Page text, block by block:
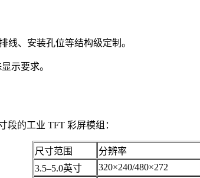
线、安装孔位等结构级定制。
示要求。
段的工业 TFT 彩屏模组：
尺寸范围 分辨率
3.5–5.0英寸
320×240/480×272